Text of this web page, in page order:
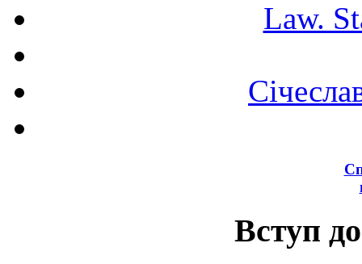
Law.
Вступ